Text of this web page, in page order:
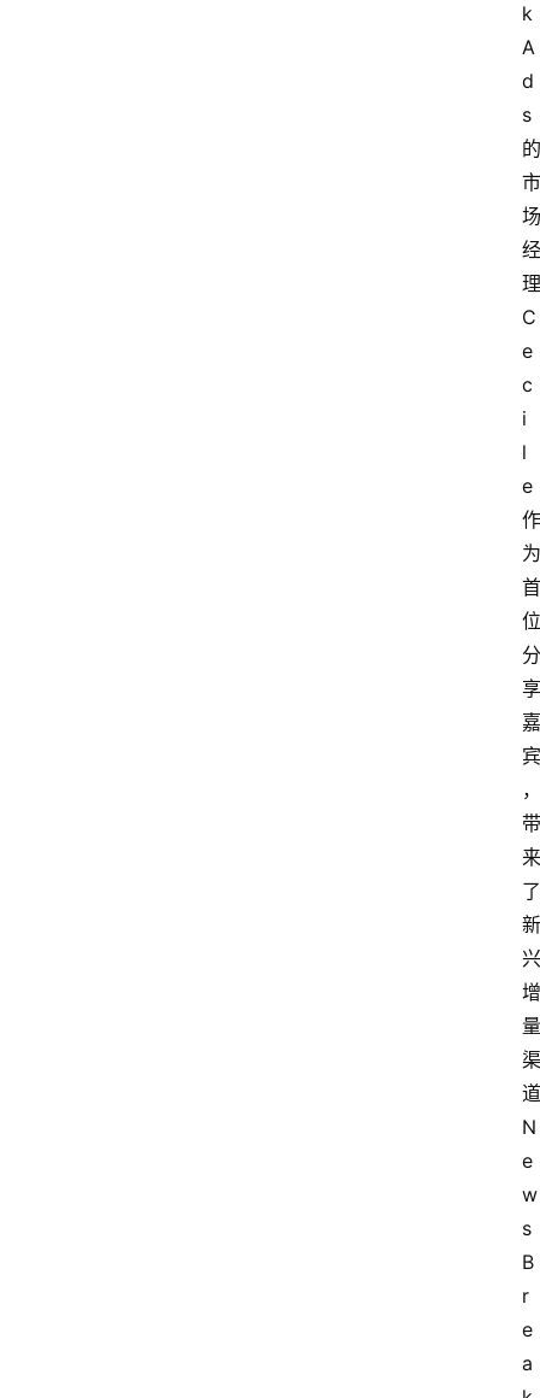
k
A
d
s
的
市
场
经
理
C
e
c
i
l
e
作
为
首
位
分
享
嘉
宾
，
带
来
了
新
兴
增
量
渠
道
N
e
w
s
B
r
e
a